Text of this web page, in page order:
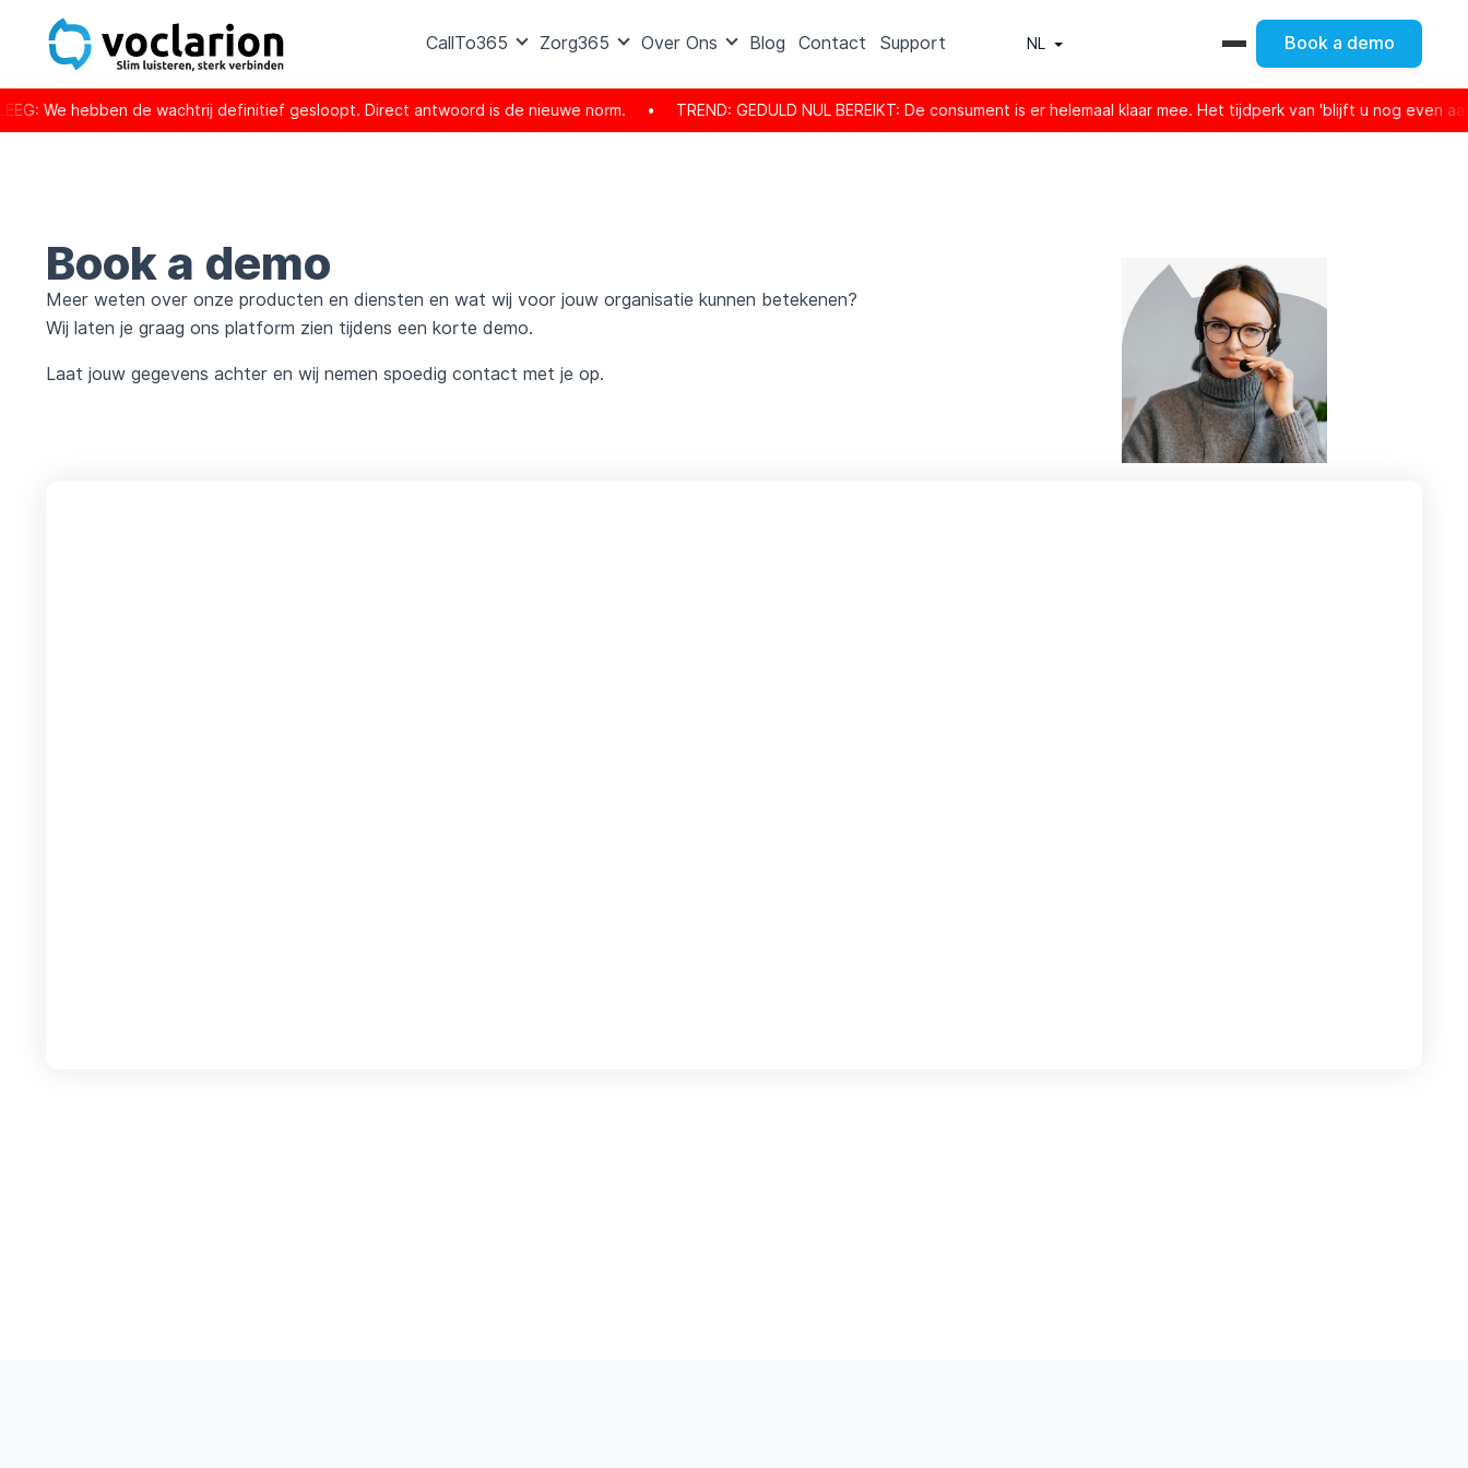
CallTo365 Zorg365 Over Ons Blog Contact Support NL Book a demo
We hebben de wachtrij definitief gesloopt. Direct antwoord is de nieuwe norm. • TREND: GEDULD NUL BEREIKT: De consument is er helemaal klaar mee. Het tijdperk van 'blijft u nog even aan
Book a demo
Meer weten over onze producten en diensten en wat wij voor jouw organisatie kunnen betekenen?
Wij laten je graag ons platform zien tijdens een korte demo.
Laat jouw gegevens achter en wij nemen spoedig contact met je op.